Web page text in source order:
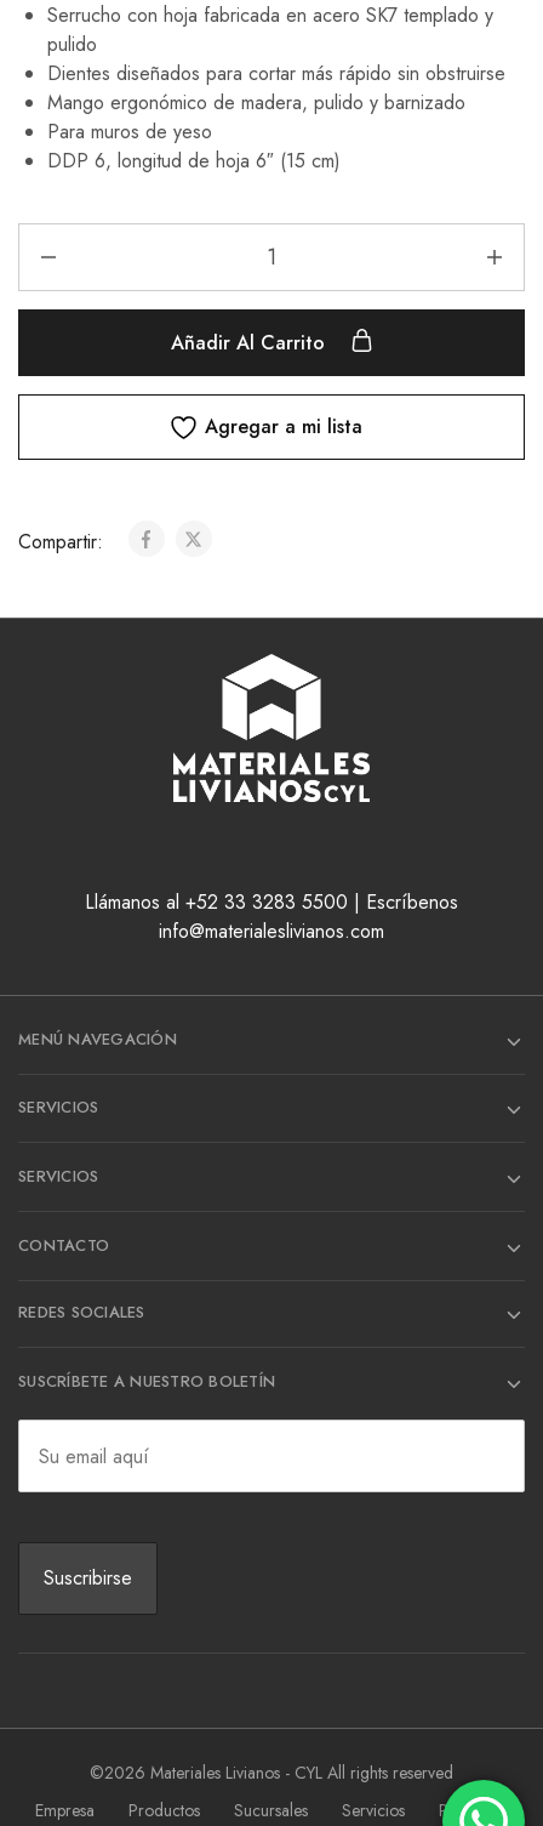
Serrucho con hoja fabricada en acero SK7 templado y
pulido
Dientes diseñados para cortar más rápido sin obstruirse
Mango ergonómico de madera, pulido y barnizado
Para muros de yeso
DDP 6, longitud de hoja 6″ (15 cm)
Añadir Al Carrito
Agregar a mi lista
Compartir:
Llámanos al +52 33 3283 5500 | Escríbenos
info@materialeslivianos.com
MENÚ NAVEGACIÓN
SERVICIOS
SERVICIOS
CONTACTO
REDES SOCIALES
SUSCRÍBETE A NUESTRO BOLETÍN
©2026 Materiales Livianos - CYL All rights reserved
Empresa
Productos Sucursales Servicios
Proyectos